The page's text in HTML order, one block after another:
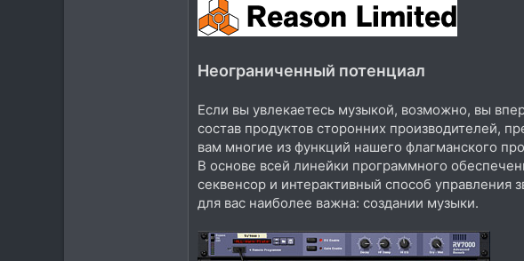
Неограниченный потенциал
Если вы увлекаетесь музыкой, возможно, вы
состав продуктов сторонних производителей,
вам многие из функций нашего флагманского
В основе всей линейки программного
секвенсор и интерактивный способ управления
для вас наиболее важна: создании музыки.